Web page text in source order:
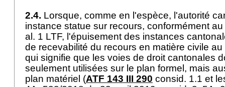
2.4. Lorsque, comme en l'espèce, l'autorité
instance statue sur recours, conformément
al. 1 LTF, l'épuisement des instances
de recevabilité du recours en matière civile
qui signifie que les voies de droit cantonales
seulement utilisées sur le plan formel, mais
plan matériel (ATF 143 III 290 consid. 1.1 et